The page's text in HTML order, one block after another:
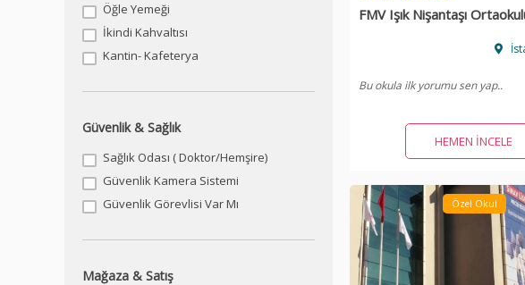
Öğle Yemeği
İkindi Kahvaltısı
Kantin- Kafeterya
Güvenlik & Sağlık
Sağlık Odası ( Doktor/Hemşire)
Güvenlik Kamera Sistemi
Güvenlik Görevlisi Var Mı
Mağaza & Satış
FMV Işık Nişantaşı
Bu okula ilk yorumu sen yap..
HEMEN İNCELE
Özel Okul